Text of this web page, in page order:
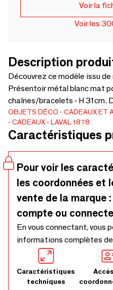
Voir la
Voir les
Description
Découvrez ce modèle issu
Présentoir métal blanc mat
chaînes/bracelets - H 31cm.
OBJETS DÉCO
CADEAUX ET
CADEAUX
LAVAL 1878
Caractéristiques
Pour voir les
les coordonnées et
vente de la marque
compte ou
En vous connectant, vous
informations complètes
Caractéristiques
techniques